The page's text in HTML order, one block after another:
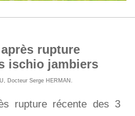
rupture
ischio jambiers
Docteur Serge HERMAN
rupture récente des 3